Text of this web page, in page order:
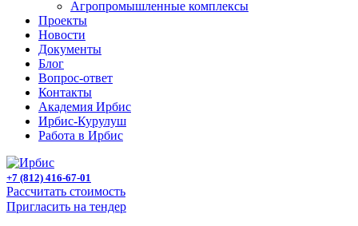
Агропромышленные комплексы
Проекты
Новости
Документы
Блог
Вопрос-ответ
Контакты
Академия Ирбис
Ирбис-Курулуш
Работа в Ирбис
+7 (812) 416-67-01
Рассчитать стоимость
Пригласить на тендер